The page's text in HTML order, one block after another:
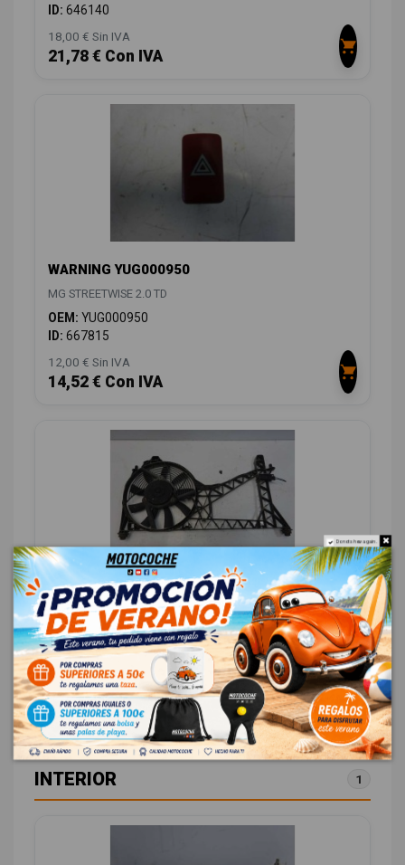
ID: 646140
18,00 € Sin IVA
21,78 € Con IVA
WARNING YUG000950
MG STREETWISE 2.0 TD
OEM: YUG000950
ID: 667815
12,00 € Sin IVA
14,52 € Con IVA
ELECTROVENTILADOR 756424D
MG STREETWISE 2.0 TD
OEM:756424D
ID:555727
15,70 € Sin IVA
19,00 € Con IVA
INTERIOR 1
Do not show again.